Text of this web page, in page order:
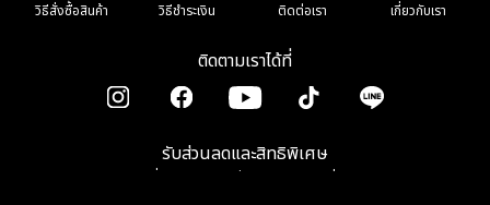
วิธีสั่งซื้อสินค้า วิธีชำระเงิน ติดต่อเรา เกี่ยวกับเรา
ติดตามเราได้ที่
รับส่วนลดและสิทธิพิเศษ
เมื่อลงทะเบียนรับข่าวสาร รีวิว โปรโมชั่น